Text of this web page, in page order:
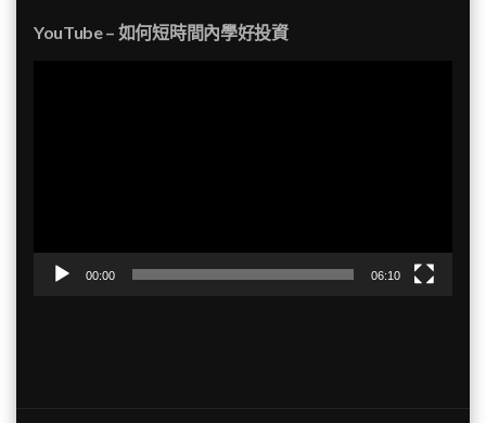
YouTube – 如何短時間內學好投資
00:00 06:10